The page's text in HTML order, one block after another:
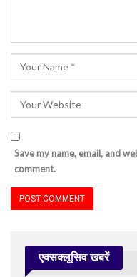
Save my name, email, and
comment.
एक्सक्लूसिव खबरें